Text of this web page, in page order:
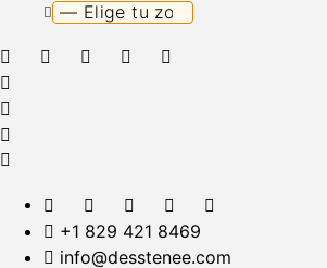
+1 829 421 8469
info@desstenee.com